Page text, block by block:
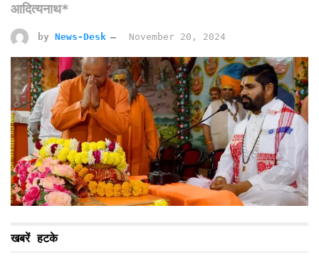
आदित्यनाथ*
by News-Desk November 20, 2024
खबरें हटके